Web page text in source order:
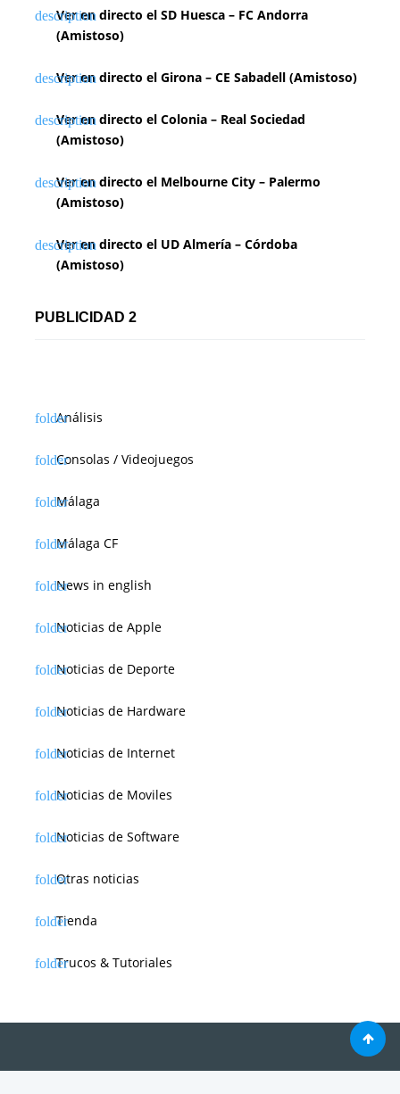
Ver en directo el SD Huesca – FC Andorra
(Amistoso)
Ver en directo el Girona – CE Sabadell (Amistoso)
Ver en directo el Colonia – Real Sociedad
(Amistoso)
Ver en directo el Melbourne City – Palermo
(Amistoso)
Ver en directo el UD Almería – Córdoba
(Amistoso)
PUBLICIDAD 2
Análisis
Consolas / Videojuegos
Málaga
Málaga CF
News in english
Noticias de Apple
Noticias de Deporte
Noticias de Hardware
Noticias de Internet
Noticias de Moviles
Noticias de Software
Otras noticias
Tienda
Trucos & Tutoriales